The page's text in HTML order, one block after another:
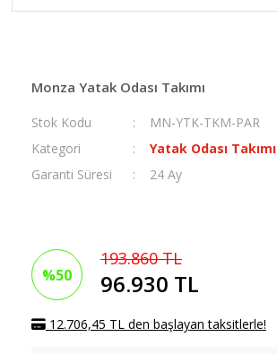
Monza Yatak Odası Takımı
Stok Kodu
MN-YTK-TKM-PAR
Kategori
Yatak Odası Takımı
Garanti Süresi
24 Ay
%50
193.860 TL
96.930 TL
12.706,45 TL den başlayan taksitlerle!